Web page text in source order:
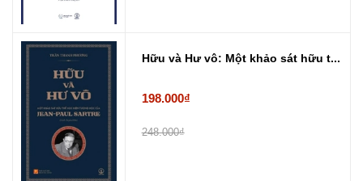
Hữu và Hư vô: Một khảo sát hữu t...
198.000₫
248.000₫